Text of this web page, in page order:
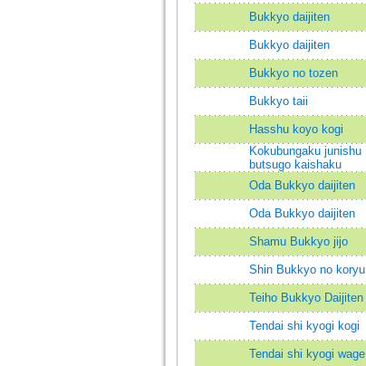
Bukkyo daijiten
Bukkyo daijiten
Bukkyo no tozen
Bukkyo taii
Hasshu koyo kogi
Kokubungaku junishu
butsugo kaishaku
Oda Bukkyo daijiten
Oda Bukkyo daijiten
Shamu Bukkyo jijo
Shin Bukkyo no koryu
Teiho Bukkyo Daijiten
Tendai shi kyogi kogi
Tendai shi kyogi wage